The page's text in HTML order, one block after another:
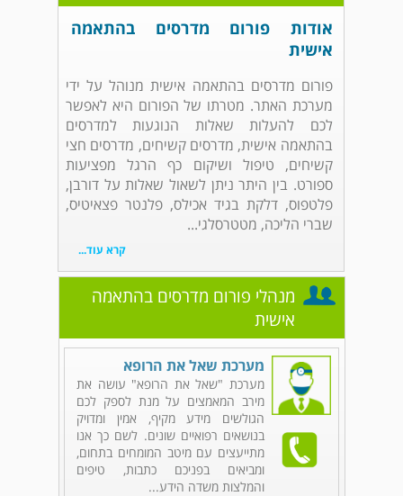
אודות פורום מדרסים בהתאמה
אישית
פורום מדרסים בהתאמה אישית מנוהל על ידי
מערכת האתר. מטרתו של הפורום היא לאפשר
לכם להעלות שאלות הנוגעות למדרסים
בהתאמה אישית, מדרסים קשיחים, מדרסים חצי
קשיחים, טיפול ושיקום כף הרגל מפציעות
ספורט. בין היתר ניתן לשאול שאלות על דורבן,
פלטפוס, דלקת בגיד אכילס, פלנטר פצאיטיס,
שברי הליכה, מטטרסלגי...
קרא עוד...
מנהלי פורום מדרסים בהתאמה
אישית
מערכת שאל את הרופא
מערכת "שאל את הרופא" עושה את
מירב המאמצים על מנת לספק לכם
הגולשים מידע מקיף, אמין ומדויק
בנושאים רפואיים שונים. לשם כך אנו
מתייעצים עם מיטב המומחים בתחום,
ומביאים בפניכם כתבות, טיפים
והמלצות משדה הידע...